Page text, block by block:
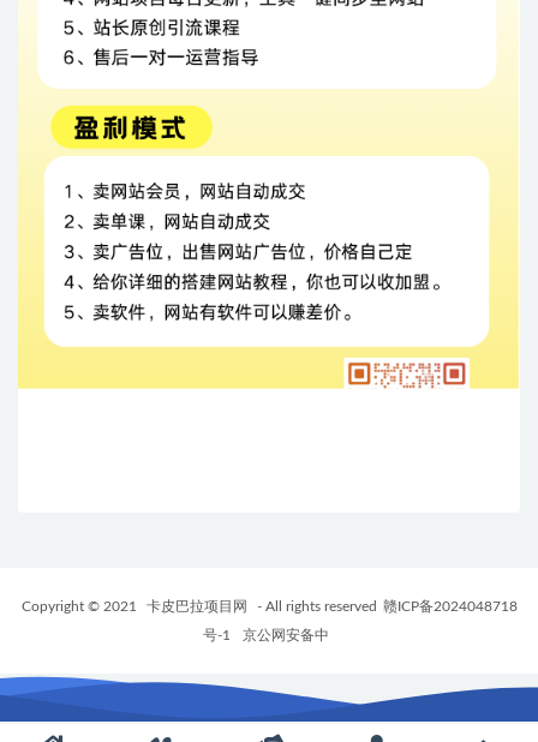
Copyright © 2021 卡皮巴拉项目网 - All rights reserved
赣ICP备2024048718
号-1
京公网安备中